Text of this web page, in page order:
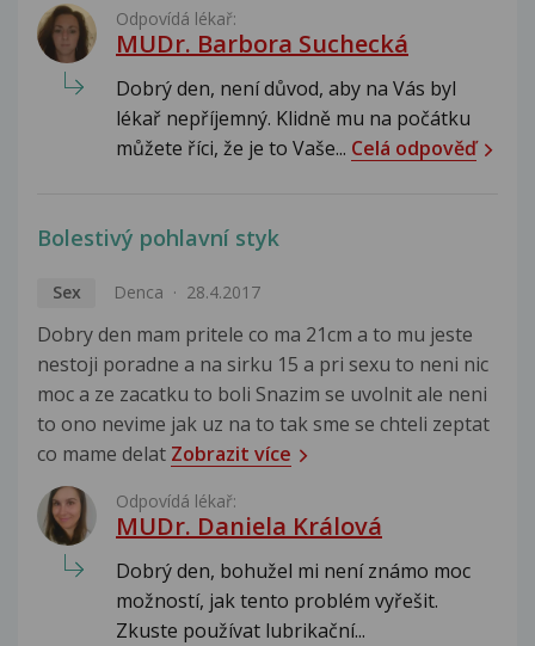
Odpovídá lékař:
MUDr. Barbora Suchecká
Dobrý den, není důvod, aby na Vás byl
lékař nepříjemný. Klidně mu na počátku
můžete říci, že je to Vaše... Celá odpověď
Bolestivý pohlavní styk
Sex Denca 28.4.2017
Dobry den mam pritele co ma 21cm a to mu jeste
nestoji poradne a na sirku 15 a pri sexu to neni nic
moc a ze zacatku to boli Snazim se uvolnit ale neni
to ono nevime jak uz na to tak sme se chteli zeptat
co mame delat Zobrazit více
Odpovídá lékař:
MUDr. Daniela Králová
Dobrý den, bohužel mi není známo moc
možností, jak tento problém vyřešit.
Zkuste používat lubrikační...